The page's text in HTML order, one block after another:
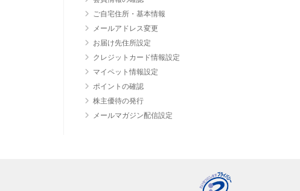
ご自宅住所・基本情報
メールアドレス変更
お届け先住所設定
クレジットカード情報設定
マイペット情報設定
ポイントの確認
株主優待の発行
メールマガジン配信設定